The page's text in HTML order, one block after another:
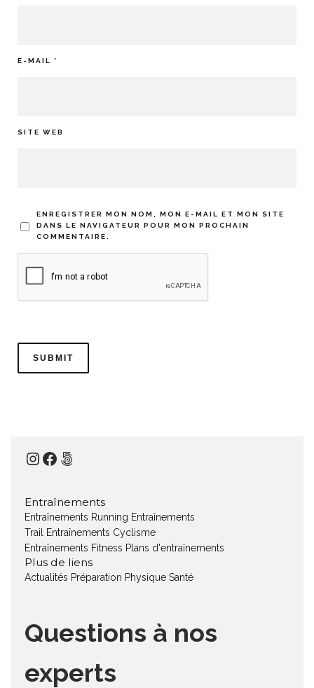
E-MAIL *
SITE WEB
ENREGISTRER MON NOM, MON E-MAIL ET MON SITE
DANS LE NAVIGATEUR POUR MON PROCHAIN
COMMENTAIRE.
Instagram
Facebook
500px
Entraînements
Entraînements Running Entraînements
Trail
Entraînements Cyclisme
Entraînements Fitness Plans d'entraînements
Plus de liens
Actualités Préparation Physique Santé
Questions à nos
experts